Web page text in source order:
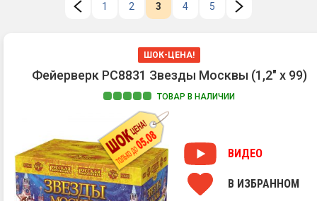
1 2 3 4 5
ШОК-ЦЕНА!
Фейерверк РС8831 Звезды Москвы (1,2" х 99)
ТОВАР В НАЛИЧИИ
ВИДЕО
В ИЗБРАННОМ